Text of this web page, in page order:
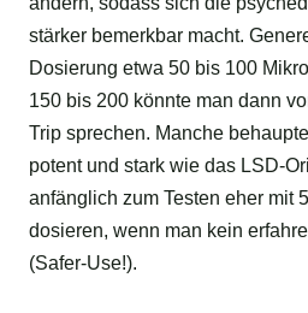
stärker bemerkbar macht.
Dosierung etwa 50 bis 100
150 bis 200 könnte man dann
Trip sprechen. Manche
potent und stark wie das LSD-
anfänglich zum Testen eher mit
dosieren, wenn man kein
(Safer-Use!).